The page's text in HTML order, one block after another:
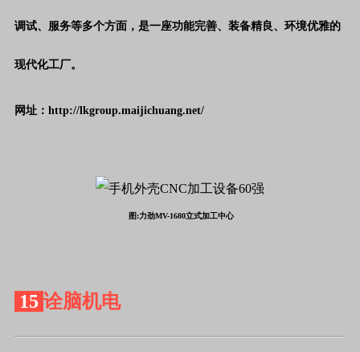
调试、服务等多个方面，是一座功能完善、装备精良、环境优雅的
现代化工厂。
网址：http://lkgroup.maijichuang.net/
图:力劲MV-1680立式加工中心
15 诠脑机电